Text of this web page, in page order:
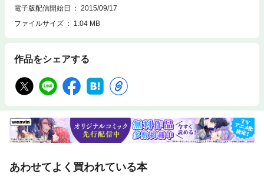
電子版配信開始日
2015/09/17
ファイルサイズ
1.04 MB
作品をシェアする
あわせてよく買われている本